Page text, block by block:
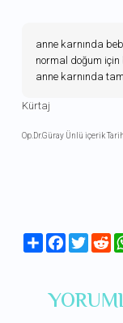
anne karnında
normal doğum
anne karnında
Kürtaj
Op.Dr.Güray Ünlü içerik
Share Facebook
Twitter